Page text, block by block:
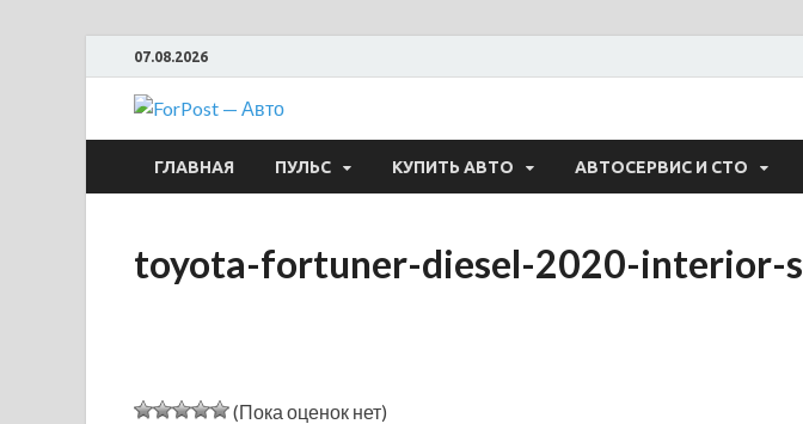
07.08.2026
ForPost — Авто
ГЛАВНАЯ ПУЛЬС КУПИТЬ АВТО АВТОСЕРВИС И СТО
toyota-fortuner-diesel-2020-interior-s
(Пока оценок нет)